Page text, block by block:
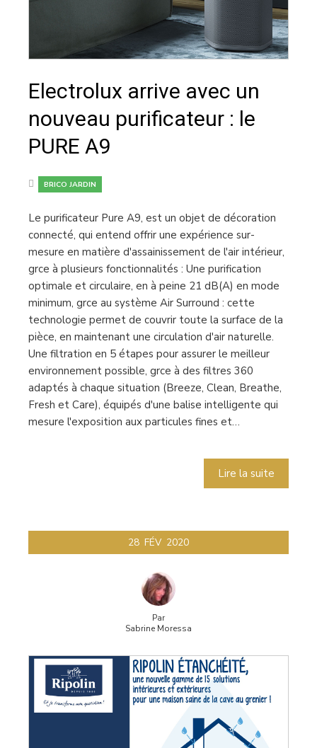
Electrolux arrive avec un
nouveau purificateur : le
PURE A9
BRICO JARDIN
Le purificateur Pure A9, est un objet de décoration
connecté, qui entend offrir une expérience sur-
mesure en matière d'assainissement de l'air intérieur,
grce à plusieurs fonctionnalités : Une purification
optimale et circulaire, en à peine 21 dB(A) en mode
minimum, grce au système Air Surround : cette
technologie permet de couvrir toute la surface de la
pièce, en maintenant une circulation d'air naturelle.
Une filtration en 5 étapes pour assurer le meilleur
environnement possible, grce à des filtres 360
adaptés à chaque situation (Breeze, Clean, Breathe,
Fresh et Care), équipés d'une balise intelligente qui
mesure l'exposition aux particules fines et…
Lire la suite
28 FÉV 2020
Par
Sabrine Moressa